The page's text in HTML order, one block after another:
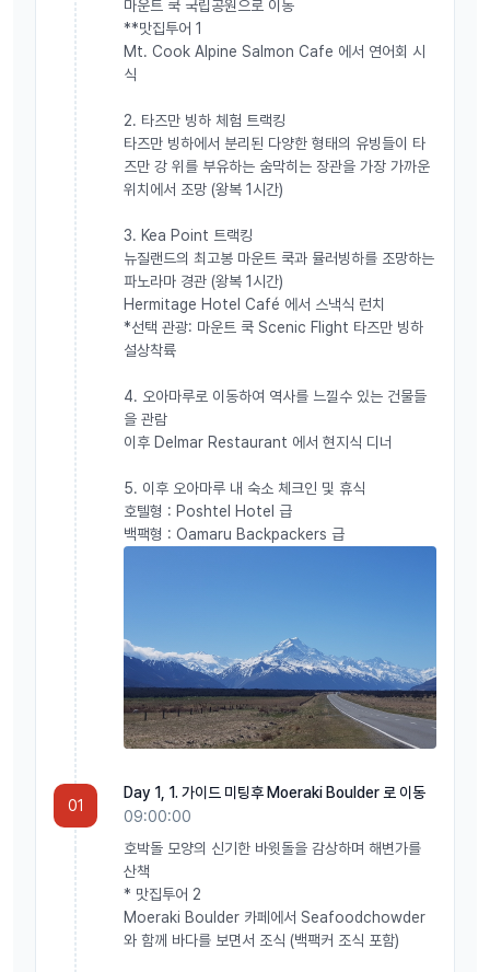
마운트 쿡 국립공원으로 이동
**맛집투어 1
Mt. Cook Alpine Salmon Cafe 에서 연어회 시
식
2. 타즈만 빙하 체험 트랙킹
타즈만 빙하에서 분리된 다양한 형태의 유빙들이 타
즈만 강 위를 부유하는 숨막히는 장관을 가장 가까운
위치에서 조망 (왕복 1시간)
3. Kea Point 트랙킹
뉴질랜드의 최고봉 마운트 쿡과 뮬러빙하를 조망하는
파노라마 경관 (왕복 1시간)
Hermitage Hotel Café 에서 스낵식 런치
*선택 관광: 마운트 쿡 Scenic Flight 타즈만 빙하
설상착륙
4. 오아마루로 이동하여 역사를 느낄수 있는 건물들
을 관람
이후 Delmar Restaurant 에서 현지식 디너
5. 이후 오아마루 내 숙소 체크인 및 휴식
호텔형 : Poshtel Hotel 급
백팩형 : Oamaru Backpackers 급
01
Day 1, 1. 가이드 미팅후 Moeraki Boulder 로 이동
09:00:00
호박돌 모양의 신기한 바윗돌을 감상하며 해변가를
산책
* 맛집투어 2
Moeraki Boulder 카페에서 Seafoodchowder
와 함께 바다를 보면서 조식 (백팩커 조식 포함)